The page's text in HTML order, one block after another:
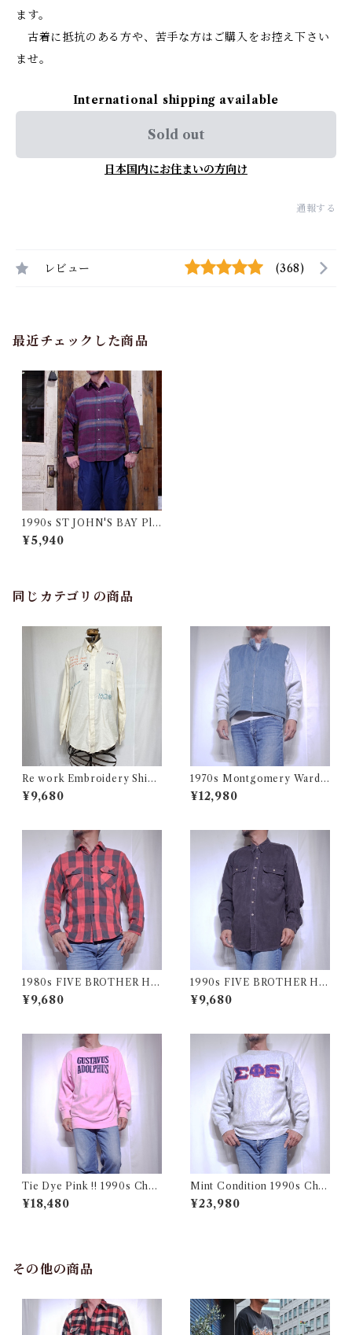
ます。
古着に抵抗のある方や、苦手な方はご購入をお控え下さい
ませ。
International shipping available
Sold out
日本国内にお住まいの方向け
通報する
レビュー (368)
最近チェックした商品
1990s ST JOHN'S BAY Plai
d Flannel Shirt Made in US
A !! / アメリカ製 フランネル
¥5,940
同じカテゴリの商品
Re work Embroidery Shirt
/ リワーク ハンド刺繍入り シ
ャツ 古着
¥9,680
1970s Montgomery Ward
PUT TOGETHERS Nylon S
ki Vest / 70年代 モンゴメリー
¥12,980
1980s FIVE BROTHER He
avy Flannel Shirt / ブロック
チェック バッファロー ヘビー
¥9,680
1990s FIVE BROTHER He
avy Flannel Shirt CHAMOI
S CLOTH Black USA / ファ
¥9,680
Tie Dye Pink !! 1990s Cha
mpion Reverse Weave USA
/ チャンピオン リバースウィ
¥18,480
Mint Condition 1990s Cha
mpion Reverse Weave Size
L / チャンピオン リバースウ
¥23,980
その他の商品